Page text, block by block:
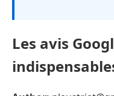
Les avis